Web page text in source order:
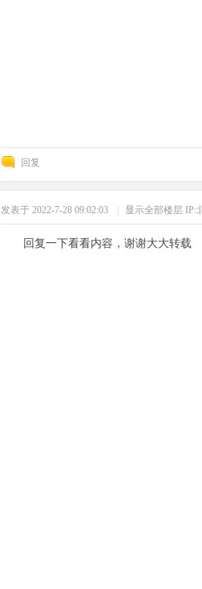
回复
发表于 2022-7-28 09:02:03 显示全部楼层 IP:
回复一下看看内容，谢谢大大转载